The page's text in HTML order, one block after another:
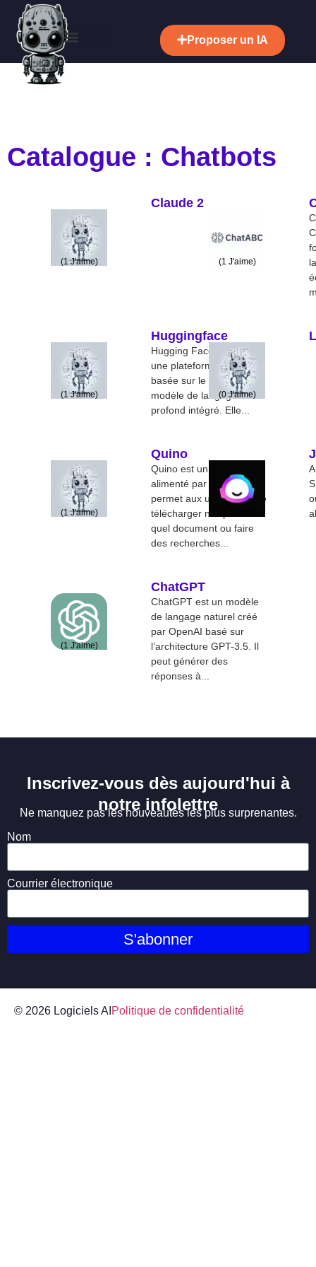
Proposer un IA
Catalogue : Chatbots
(1J'aime)
Claude 2
(1 J'aime)
(1J'aime)
Huggingface
Hugging Face Chat est
une plateforme de chat
basée sur le web avec un
modèle de langage
profond intégré. Elle...
(0J'aime)
(1J'aime)
Quino
Quino est un assistant
alimenté par IA qui
permet aux utilisateurs de
télécharger n’importe
quel document ou faire
des recherches...
(1 J'aime)
ChatGPT
ChatGPT est un modèle
de langage naturel créé
par OpenAI basé sur
l’architecture GPT-3.5. Il
peut générer des
réponses à...
Inscrivez-vous dès aujourd'hui à
notre infolettre
Ne manquez pas les nouveautés les plus surprenantes.
Nom
Courrier électronique
S'abonner
© 2026 Logiciels AI Politique de confidentialité